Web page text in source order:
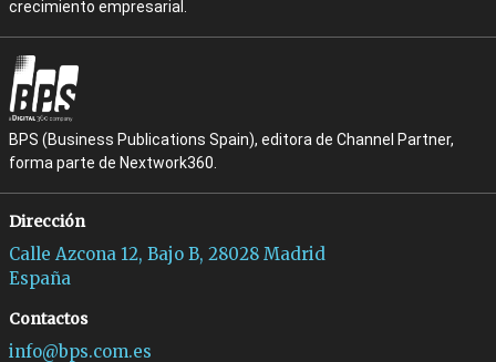
crecimiento empresarial.
BPS (Business Publications Spain), editora de Channel Partner,
forma parte de Nextwork360.
Dirección
Calle Azcona 12, Bajo B, 28028 Madrid
España
Contactos
info@bps.com.es